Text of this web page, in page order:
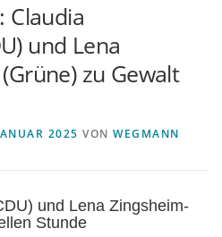
Claudia
und Lena
zu Gewalt
2025 VON WEGMANN
und Lena Zingsheim-
Stunde